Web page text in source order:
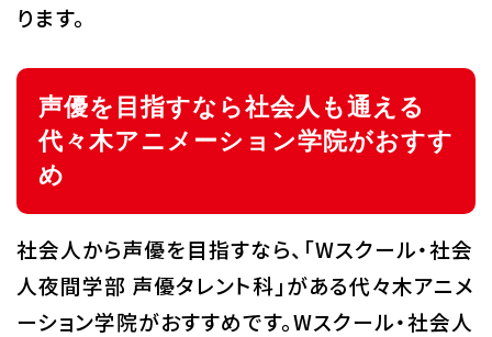
ります。
声優を目指すなら社会人も通える
代々木アニメーション学院がおすす
め
社会人から声優を目指すなら、「Wスクール・社会
人夜間学部 声優タレント科」がある代々木アニメ
ーション学院がおすすめです。Wスクール・社会人